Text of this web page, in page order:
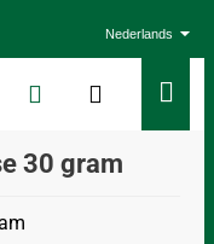
Nederlands
30 gram